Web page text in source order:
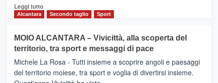
Leggi tuttoLeggi
Torna
la
Supermaratona
dell’Etna
Alcantara Secondo taglio Sport
MOIO ALCANTARA – Vivicittà, alla scoperta del
territorio, tra sport e messaggi di pace
Michele La Rosa - Tutti insieme a scoprire angoli e paesaggi
del territorio moiese, tra sport e voglia di divertirsi insieme.